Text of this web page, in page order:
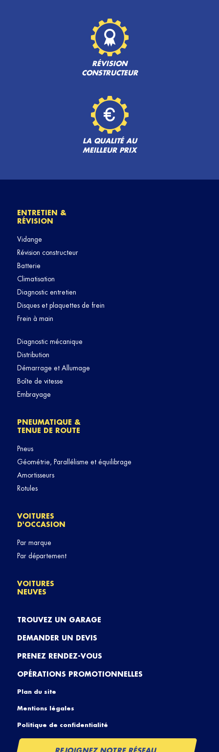
RÉVISION
CONSTRUCTEUR
LA QUALITÉ AU
MEILLEUR PRIX
ENTRETIEN &
RÉVISION
Vidange
Révision constructeur
Batterie
Climatisation
Diagnostic entretien
Disques et plaquettes de frein
Frein à main
Diagnostic mécanique
Distribution
Démarrage et Allumage
Boîte de vitesse
Embrayage
PNEUMATIQUE &
TENUE DE ROUTE
Pneus
Géométrie, Parallélisme et équilibrage
Amortisseurs
Rotules
VOITURES
D'OCCASION
Par marque
Par département
VOITURES
NEUVES
TROUVEZ UN GARAGE
DEMANDER UN DEVIS
PRENEZ RENDEZ-VOUS
OPÉRATIONS PROMOTIONNELLES
Plan du site
Mentions légales
Politique de confidentialité
REJOIGNEZ NOTRE RÉSEAU